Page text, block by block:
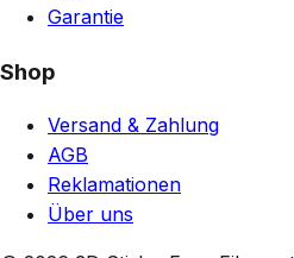
Garantie
Shop
Versand & Zahlung
AGB
Reklamationen
Über uns